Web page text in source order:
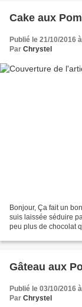
Cake aux
Publié le 21/10/2016
Par Chrystel
Bonjour, Ça fait un
suis laissée séduire
peu plus de chocolat
Gâteau aux
Publié le 03/10/2016
Par Chrystel